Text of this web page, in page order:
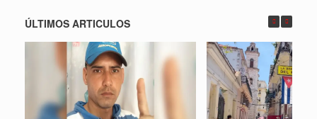
ÚLTIMOS ARTICULOS